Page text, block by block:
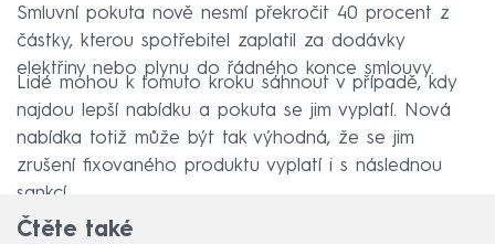
Smluvní pokuta nově nesmí překročit 40 procent z
částky, kterou spotřebitel zaplatil za dodávky
elektřiny nebo plynu do řádného konce smlouvy.
Lidé mohou k tomuto kroku sáhnout v případě, kdy
najdou lepší nabídku a pokuta se jim vyplatí. Nová
nabídka totiž může být tak výhodná, že se jim
zrušení fixovaného produktu vyplatí i s následnou
sankcí.
Čtěte také